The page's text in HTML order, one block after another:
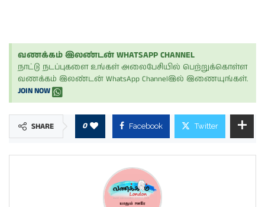
வணக்கம் இலண்டன் WHATSAPP CHANNEL
நாட்டு நடப்புகளை உங்கள் அலைபேசியில் பெற்றுக்கொள்ள
வணக்கம் இலண்டன் WhatsApp Channelஇல் இணையுங்கள்.
JOIN NOW
SHARE 0 Facebook Twitter